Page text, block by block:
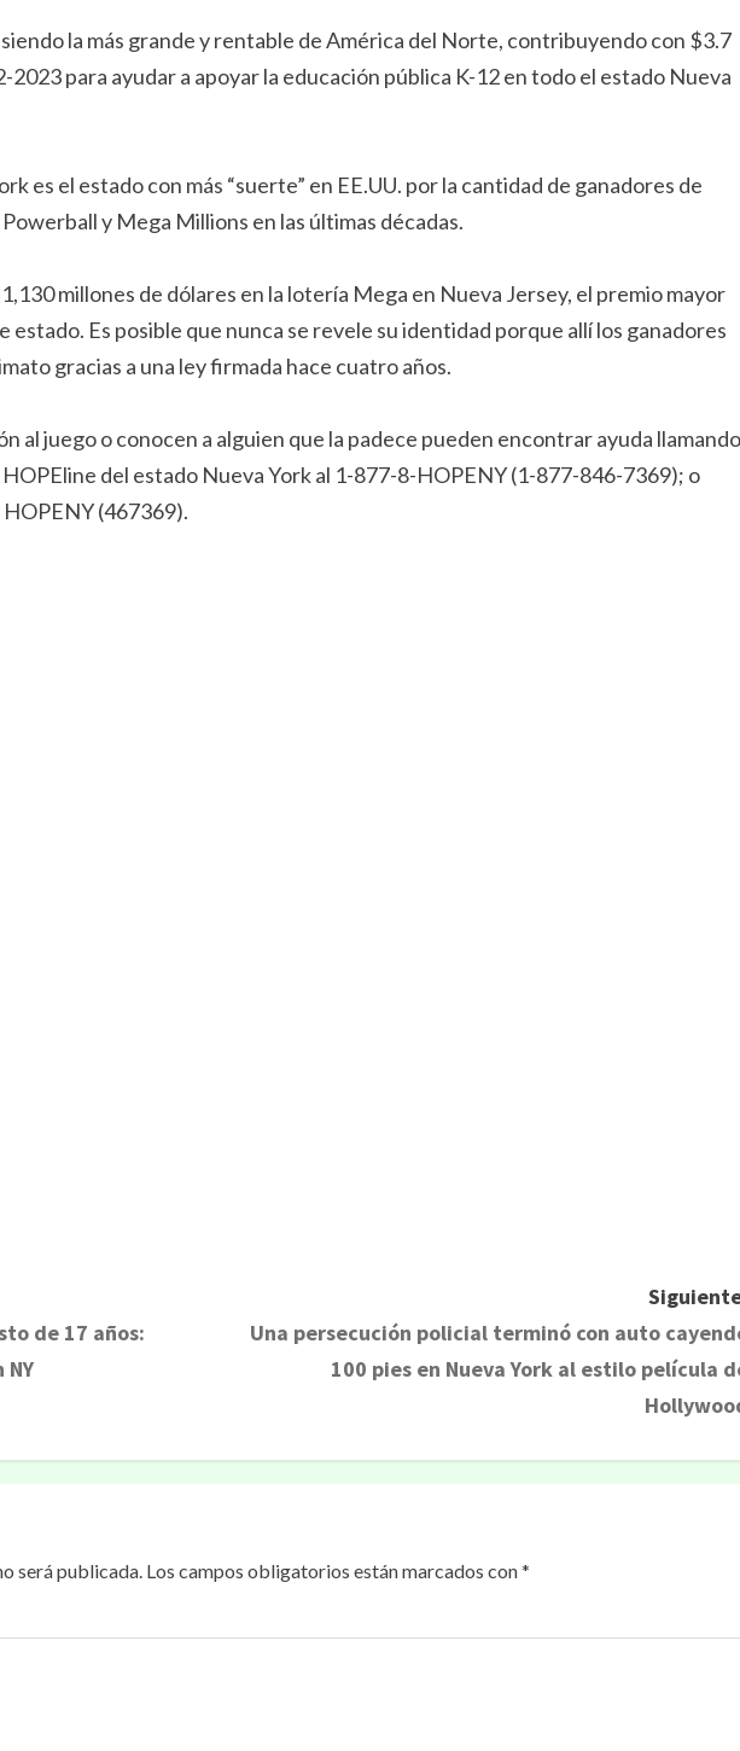
la más grande y rentable de América del Norte, contribuyendo con $3.7
2023 para ayudar a apoyar la educación pública K-12 en todo el estado Nueva
es el estado con más “suerte” en EE.UU. por la cantidad de ganadores de
y Mega Millions en las últimas décadas.
millones de dólares en la lotería Mega en Nueva Jersey, el premio mayor
estado. Es posible que nunca se revele su identidad porque allí los ganadores
gracias a una ley firmada hace cuatro años.
al juego o conocen a alguien que la padece pueden encontrar ayuda llamando
del estado Nueva York al 1-877-8-HOPENY (1-877-846-7369); o
(467369).
de 17 años:
Una persecución policial terminó con auto
100 pies en Nueva York al estilo película
será publicada. Los campos obligatorios están marcados con*